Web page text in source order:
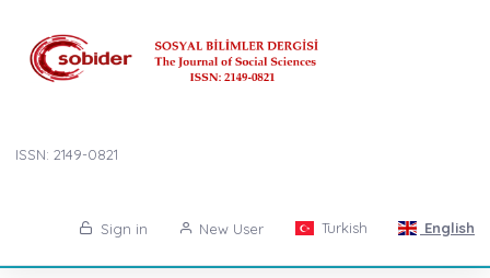
ISSN: 2149-0821
Sign in New User Turkish English